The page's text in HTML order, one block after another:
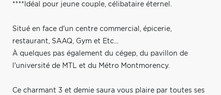
****Idéal pour jeune couple, célibataire éternel.
Situé en face d'un centre commercial, épicerie,
restaurant, SAAQ, Gym et Etc...
À quelques pas également du cégep, du pavillon de
l'université de MTL et du Métro Montmorency.
Ce charmant 3 et demie saura vous plaire par toutes ses